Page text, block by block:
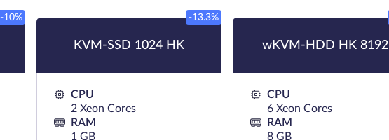
-10%
KVM-SSD 1024 HK
-13.3%
CPU
2 Xeon Cores
RAM
1 GB
wKVM-HDD HK 8192
CPU
6 Xeon Cores
RAM
8 GB